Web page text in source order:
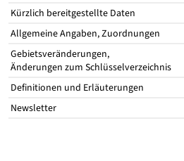
Kürzlich bereitgestellte Daten
Allgemeine Angaben, Zuordnungen
Gebietsveränderungen,
Änderungen zum Schlüsselverzeichnis
Definitionen und Erläuterungen
Newsletter